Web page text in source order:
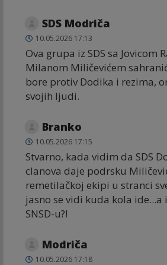
SDS Modriča
10.05.2026 17:13
Ova grupa iz SDS sa Jovicom
Milanom Miličevićem
bore protiv Dodika i rezima,
svojih ljudi.
Branko
10.05.2026 17:15
Stvarno, kada vidim da SDS
clanova daje podrsku
remetilačkoj ekipi u stranci
jasno se vidi kuda kola
SNSD-u?!
Modriča
10.05.2026 17:18